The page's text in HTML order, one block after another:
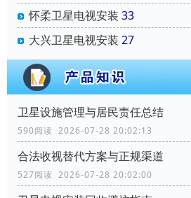
怀柔卫星电视安装 33
大兴卫星电视安装 27
卫星设施管理与居民责任总结
590阅读 2026-07-28 20:02:13
合法收视替代方案与正规渠道
527阅读 2026-07-28 20:02:00